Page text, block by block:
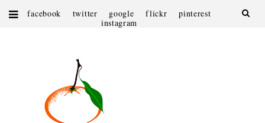
facebook twitter google flickr
pinterest
instagram